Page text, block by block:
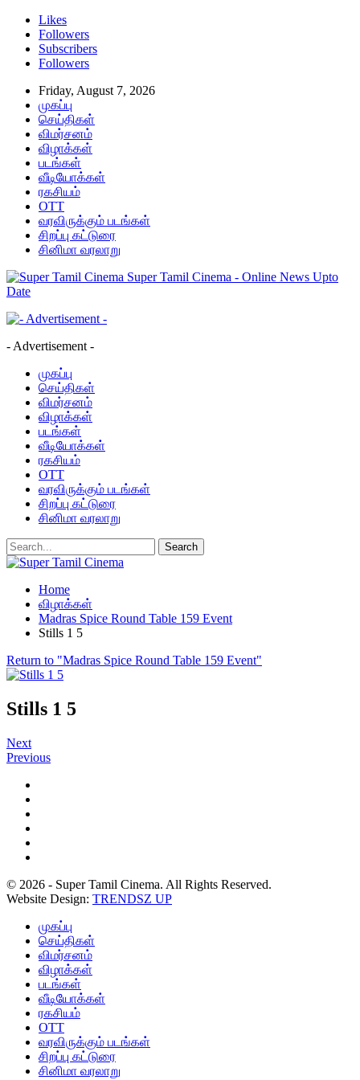
Likes
Followers
Subscribers
Followers
Friday, August 7, 2026
முகப்பு
செய்திகள்
விமர்சனம்
விழாக்கள்
படங்கள்
வீடியோக்கள்
ரகசியம்
OTT
வரவிருக்கும் படங்கள்
சிறப்பு கட்டுரை
சினிமா வரலாறு
Super Tamil Cinema - Online News Upto
Date
- Advertisement -
முகப்பு
செய்திகள்
விமர்சனம்
விழாக்கள்
படங்கள்
வீடியோக்கள்
ரகசியம்
OTT
வரவிருக்கும் படங்கள்
சிறப்பு கட்டுரை
சினிமா வரலாறு
Home
விழாக்கள்
Madras Spice Round Table 159 Event
Stills 1 5
Return to "Madras Spice Round Table 159 Event"
Stills 1 5
Next
Previous
© 2026 - Super Tamil Cinema. All Rights Reserved.
Website Design: TRENDSZ UP
முகப்பு
செய்திகள்
விமர்சனம்
விழாக்கள்
படங்கள்
வீடியோக்கள்
ரகசியம்
OTT
வரவிருக்கும் படங்கள்
சிறப்பு கட்டுரை
சினிமா வரலாறு